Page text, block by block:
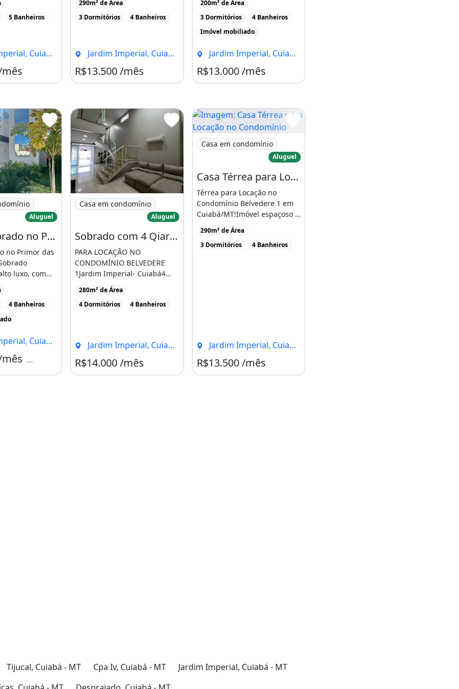
iluminação
dos condomínios mais
máxima e uma
5 Banheiros
Cuiabá - MT
mês
290m² de Área
3 Dormitórios
4 Banheiros
Jardim Imperial, Cuiabá - MT
R$13.500 /mês
200m² de Área
3 Dormitórios
4 Banheiros
Imóvel mobiliado
Jardim Imperial, Cuiabá - MT
R$13.000 /mês
Sobrado no Primor das Torres Completo
Aluguel
Alugo Sobrado no Primor das Torres Completo de Mobilia Pronto para Morar
no Primor das
luxo, com
[...]
4 Banheiros
Cuiabá - MT
mês Condomínio R$495
Imagem: Sobrado com 4 Qiartos, para Locação no
Casa em condomínio
Aluguel
Sobrado com 4 Qiartos, para Locação no Condomínio Belvedere 1
PARA LOCAÇÃO NO
CONDOMÍNIO BELVEDERE
1Jardim Imperial- Cuiabá4
Quartos sendo 03 suítes com
ares-condicionadosCozinha
[...]
280m² de Área
4 Dormitórios
4 Banheiros
Jardim Imperial, Cuiabá - MT
R$14.000 /mês
Imagem: Casa Térrea para Locação no Condomínio
Casa em condomínio
Aluguel
Casa Térrea para Locação no Condomínio Belvedere 1 em Cuiabá/Mt!
Térrea para Locação no
Condomínio Belvedere 1 em
Cuiabá/MT!Imóvel espaçoso e
moderno em condomínio [...]
290m² de Área
3 Dormitórios
4 Banheiros
Jardim Imperial, Cuiabá - MT
R$13.500 /mês
Tijucal, Cuiabá - MT Cpa Iv, Cuiabá - MT
Jardim Imperial, Cuiabá - MT